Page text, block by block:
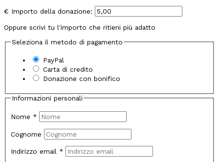
€ Importo della donazione:
Oppure scrivi tu l'importo che ritieni più adatto
Seleziona il metodo di pagamento
PayPal
Carta di credito
Donazione con bonifico
Informazioni personali
Nome *
Cognome
Indirizzo email *